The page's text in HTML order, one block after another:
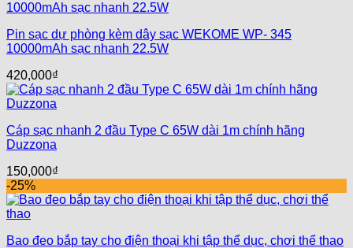
Pin sạc dự phòng kèm dây sạc WEKOME WP- 345
10000mAh sạc nhanh 22.5W
420,000₫
Cáp sạc nhanh 2 đầu Type C 65W dài 1m chính hãng
Duzzona
150,000₫
-25%
Bao đeo bắp tay cho điện thoại khi tập thể dục, chơi thể thao